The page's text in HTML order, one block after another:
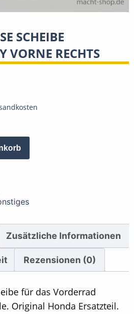
SCHEIBE
VORNE RECHTS
Zusätzliche Informationen
Rezensionen (0)
für das Vorderrad
Original Honda Ersatzteil.